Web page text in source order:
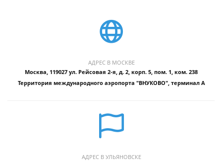
АДРЕС В МОСКВЕ
Москва, 119027 ул. Рейсовая 2-я, д. 2, корп. 5, пом. 1, ком. 238
Территория международного аэропорта "ВНУКОВО", терминал А
АДРЕС В УЛЬЯНОВСКЕ